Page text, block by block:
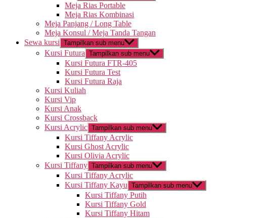
Meja Rias Portable
Meja Rias Kombinasi
Meja Panjang / Long Table
Meja Konsul / Meja Tanda Tangan
Sewa kursi Tampilkan sub menu
Kursi Futura Tampilkan sub menu
Kursi Futura FTR-405
Kursi Futura Test
Kursi Futura Raja
Kursi Kuliah
Kursi Vip
Kursi Anak
Kursi Crossback
Kursi Acrylic Tampilkan sub menu
Kursi Tiffany Acrylic
Kursi Ghost Acrylic
Kursi Olivia Acrylic
Kursi Tiffany Tampilkan sub menu
Kursi Tiffany Acrylic
Kursi Tiffany Kayu Tampilkan sub menu
Kursi Tiffany Putih
Kursi Tiffany Gold
Kursi Tiffany Hitam